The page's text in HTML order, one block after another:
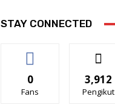
STAY CONNECTED
0
Fans
3,912
Pengikut